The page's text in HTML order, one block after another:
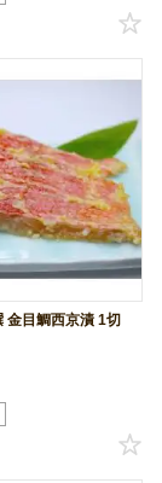
金目鯛西京漬 1切